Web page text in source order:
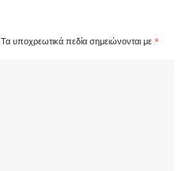
Τα υποχρεωτικά πεδία σημειώνονται με *